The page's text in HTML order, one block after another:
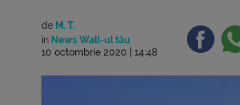
de M. T.
în News Wall-ul tău
10 octombrie 2020 | 14:48